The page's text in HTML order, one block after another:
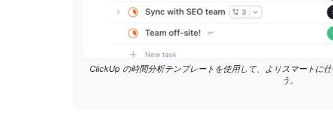
ClickUp の時間分析テンプレートを使用して、よりスマートに
う。